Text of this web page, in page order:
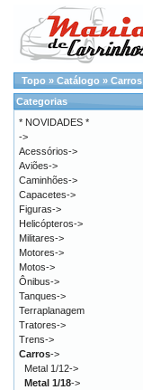
Topo » Catálogo » Carros
Categorias
* NOVIDADES *
->
Acessórios->
Aviões->
Caminhões->
Capacetes->
Figuras->
Helicópteros->
Militares->
Motores->
Motos->
Ônibus->
Tanques->
Terraplanagem
Tratores->
Trens->
Carros->
Metal 1/12->
Metal 1/18->